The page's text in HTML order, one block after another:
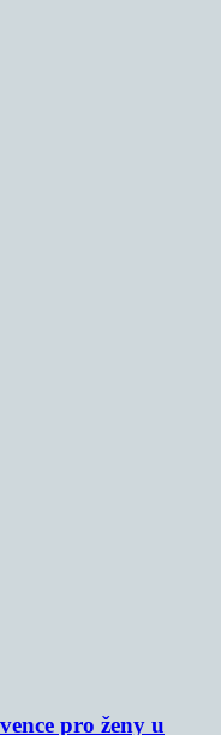
pro ženy u